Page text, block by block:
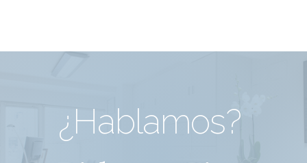
¿Hablamos?